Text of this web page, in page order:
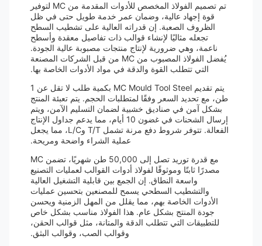
تم تصميم الفولاذ المخصص للأدوات المقدمة من MC لتوفير
قوة إجهاد عالية، وضمان عمر خدمة طويل حتى في ظل
الظروف الصعبة. إن قدراته العالية على تشطيب السطح
تجعله مثاليًا لإنشاء قوالب ذات تفاصيل معقدة وأسطح
ناعمة، وهي ضرورية لإنتاج منتجات مصبوبة عالية الجودة.
يُفضل الفولاذ المصبوب من MC من قبل الشركات المصنعة
التي تتطلب القوة والدقة في مواد الأدوات الخاصة بها.
يتم تقديم MC Mould Tool Steel بكمية طلب لا تقل عن 1
طن، مع تحديد السعر وفقًا لمتطلبات الحجم. يتم تعبئة المنتج
بشكل آمن في صناديق خشبية لضمان التسليم الآمن، ويتم
إرسال الشحنات في غضون 10 أيام، مما يدعم جداول الإنتاج
الفعالة. تتوفر شروط دفع مرنة تشمل T/T وL/C، مما يجعل
عملية الشراء واضحة ومريحة.
مع قدرة توريد تصل إلى 50,000 طن شهريًا، تضمن MC
مصدرًا ثابتًا وموثوقًا لفولاذ أدوات القوالب لعمليات التصنيع
واسعة النطاق. إن الجمع بين قابلية التشغيل العالية
والتشطيب السطحي يسمح للمصنعين بتحسين عمليات
الأدوات الخاصة بهم، مما يقلل من المهل الزمنية ويحسن
جودة المنتج بشكل عام. هذا الفولاذ مناسب بشكل خاص
للتطبيقات التي تتطلب الدقة والمتانة، مثل قوالب الحقن،
وقوالب الصب، وقوالب البثق.